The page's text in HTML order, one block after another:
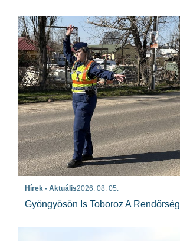
Hírek - Aktuális2026. 08. 05.
Gyöngyösön Is Toboroz A Rendőrség